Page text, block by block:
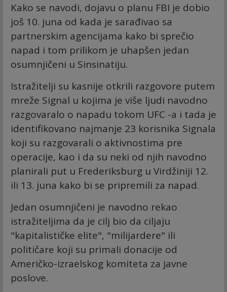
Kako se navodi, dojavu o planu FBI je dobio
još 10. juna od kada je sarađivao sa
partnerskim agencijama kako bi sprečio
napad i tom prilikom je uhapšen jedan
osumnjičeni u Sinsinatiju.
Istražitelji su kasnije otkrili razgovore putem
mreže Signal u kojima je više ljudi navodno
razgovaralo o napadu tokom UFC -a i tada je
identifikovano najmanje 23 korisnika Signala
koji su razgovarali o aktivnostima pre
operacije, kao i da su neki od njih navodno
planirali put u Frederiksburg u Virdžiniji 12.
ili 13. juna kako bi se pripremili za napad.
Jedan osumnjičeni je navodno rekao
istražiteljima da je cilj bio da ciljaju
"kapitalističke elite", "milijardere" ili
političare koji su primali donacije od
Američko-izraelskog komiteta za javne
poslove.